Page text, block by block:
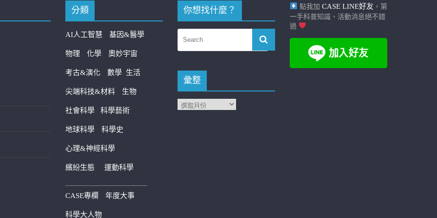
分類
AI人工智慧 基因&醫學
物理 化學 奧妙宇宙
考古&演化 數學 生活
尖端科技&材料 生物
社會科學 科學藝術
地球科學 科學史
心理&神經科學
繽紛生態 運動科學
————————————
CASE專欄 年度大事
科學大人物
你想找什麼？
彙整
點我加 CASE LINE好友 ，第
一手科普知識、活動消息絕不錯
過